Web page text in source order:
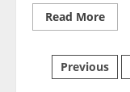
Read MoreRead
more
な
る
「業
投 Previous3